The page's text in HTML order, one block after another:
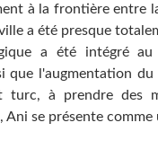
à la frontière entre
a été presque
a été intégré
que l'augmentation
turc, à prendre des
Ani se présente